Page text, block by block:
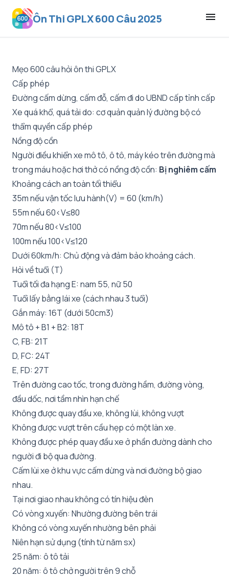
Ôn Thi GPLX 600 Câu 2025 menu
Mẹo 600 câu hỏi ôn thi GPLX
Cấp phép
Đường cấm dừng, cấm đỗ, cấm đi do UBND cấp tỉnh cấp
Xe quá khổ, quá tải do: cơ quản quản lý đường bộ có
thẩm quyền cấp phép
Nồng độ cồn
Người điều khiển xe mô tô, ô tô, máy kéo trên đường mà
trong máu hoặc hơi thở có nồng độ cồn: Bị nghiêm cấm
Khoảng cách an toàn tối thiểu
35m nếu vận tốc lưu hành(V) = 60 (km/h)
55m nếu 60<V≤80
70m nếu 80<V≤100
100m nếu 100<V≤120
Dưới 60km/h: Chủ động và đảm bảo khoảng cách.
Hỏi về tuổi (T)
Tuổi tối đa hạng E: nam 55, nữ 50
Tuổi lấy bằng lái xe (cách nhau 3 tuổi)
Gắn máy: 16T (dưới 50cm3)
Mô tô + B1 + B2: 18T
C, FB: 21T
D, FC: 24T
E, FD: 27T
Trên đường cao tốc, trong đường hầm, đường vòng,
đầu dốc, nơi tầm nhìn hạn chế
Không được quay đầu xe, không lùi, không vượt
Không được vượt trên cầu hẹp có một làn xe.
Không được phép quay đầu xe ở phần đường dành cho
người đi bộ qua đường.
Cấm lùi xe ở khu vực cấm dừng và nơi đường bộ giao
nhau.
Tại nơi giao nhau không có tín hiệu đèn
Có vòng xuyến: Nhường đường bên trái
Không có vòng xuyến nhường bên phải
Niên hạn sử dụng (tính từ năm sx)
25 năm: ô tô tải
20 năm: ô tô chở người trên 9 chỗ